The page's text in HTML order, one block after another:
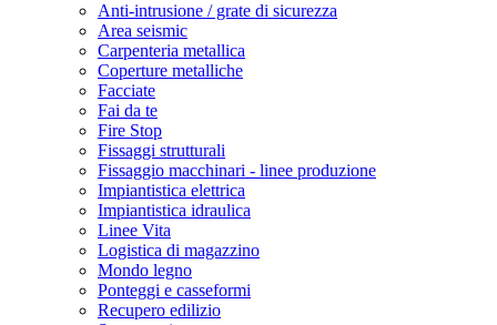
Anti-intrusione / grate di sicurezza
Area seismic
Carpenteria metallica
Coperture metalliche
Facciate
Fai da te
Fire Stop
Fissaggi strutturali
Fissaggio macchinari - linee produzione
Impiantistica elettrica
Impiantistica idraulica
Linee Vita
Logistica di magazzino
Mondo legno
Ponteggi e casseformi
Recupero edilizio